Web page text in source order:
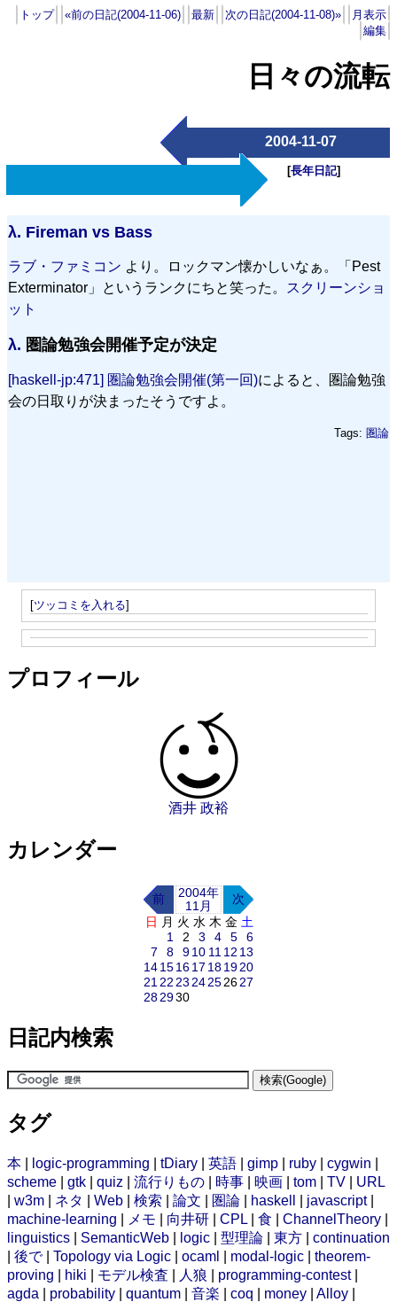
トップ «前の日記(2004-11-06) 最新 次の日記(2004-11-08)»
月表示
編集
日々の流転
2004-11-07
[長年日記]
λ. Fireman vs Bass
ラブ・ファミコン より。ロックマン懐かしいなぁ。「Pest
Exterminator」というランクにちと笑った。
スクリーンショ
ット
λ. 圏論勉強会開催予定が決定
[haskell-jp:471] 圏論勉強会開催(第一回)によると、圏論勉強
会の日取りが決まったそうですよ。
Tags: 圏論
[ツッコミを入れる]
プロフィール
酒井 政裕
カレンダー
前
2004年
11月
次
日 月 火 水 木 金 土
1
2 3 4 5
6
7
8 910 11 12 13
14151617 181920
21 22 23 24252627
282930
日記内検索
タグ
本 logic-programming tDiary 英語 gimp ruby cygwin
scheme
gtk quiz 流行りもの 時事 映画 tom TV
URL
w3m ネタ Web 検索 論文 圏論 haskell javascript|
machine-learning
メモ 向井研 CPL 食 ChannelTheory
linguistics
SemanticWeb logic 型理論 東方
continuation
後で| Topology via Logic ocaml modal-logic
theorem-
proving
hiki モデル検査 人狼 programming-contest|
agda
probability quantum 音楽 coq money Alloy